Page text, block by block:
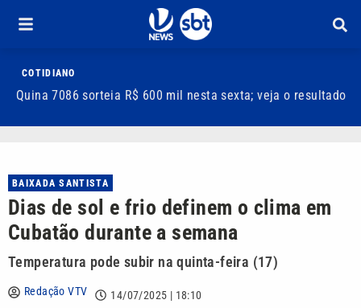
COTIDIANO
Quina 7086 sorteia R$ 600 mil nesta sexta; veja o resultado
BAIXADA SANTISTA
Dias de sol e frio definem o clima em
Cubatão durante a semana
Temperatura pode subir na quinta-feira (17)
Redação VTV 14/07/2025 | 18:10